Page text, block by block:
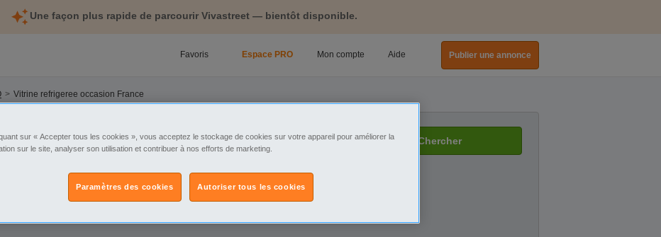
Une façon plus rapide de parcourir Vivastreet — bientôt disponible.
Favoris Espace PRO Mon compte Aide Publier une annonce
Vitrine refrigeree occasion France
Catégorie Sélectionnez la localisation
Chercher
sur « Accepter tous les cookies », vous acceptez le stockage de cookies sur votre appareil pour améliorer la
sur le site, analyser son utilisation et contribuer à nos efforts de marketing.
Autoriser tous les cookies
Paramètres des cookies